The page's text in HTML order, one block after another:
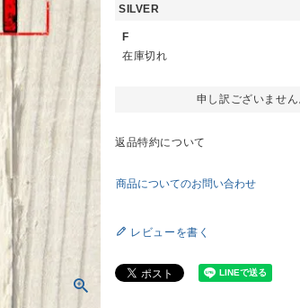
SILVER
F
在庫切れ
申し訳ございませ
返品特約について
商品についてのお問い合わせ
レビューを書く